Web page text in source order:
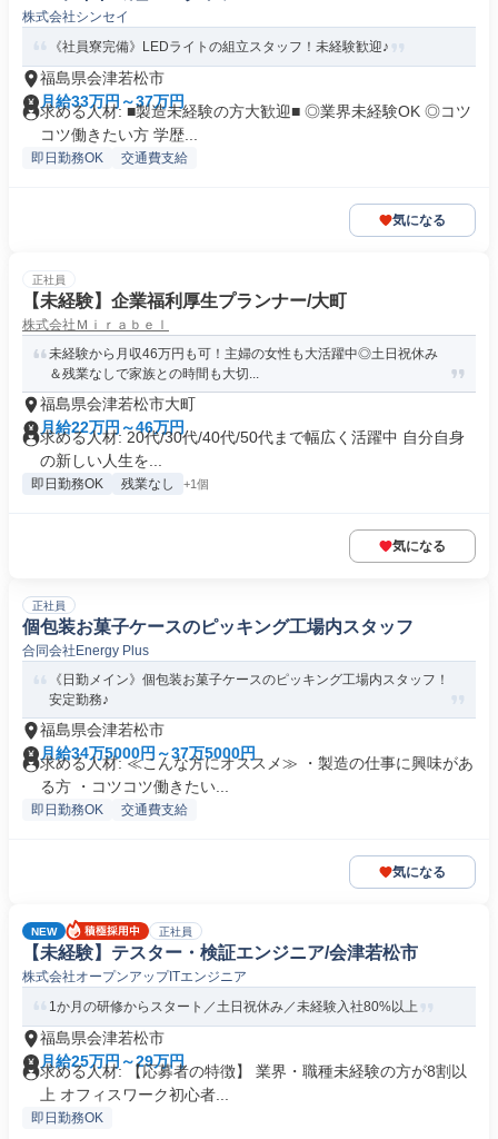
株式会社シンセイ
《社員寮完備》LEDライトの組立スタッフ！未経験歓迎♪
福島県会津若松市
月給33万円～37万円
求める人材: ■製造未経験の方大歓迎■ ◎業界未経験OK ◎コツ
コツ働きたい方 学歴...
即日勤務OK 交通費支給
気になる
正社員
【未経験】企業福利厚生プランナー/大町
株式会社Ｍｉｒａｂｅｌ
未経験から月収46万円も可！主婦の女性も大活躍中◎土日祝休み
＆残業なしで家族との時間も大切...
福島県会津若松市大町
月給22万円～46万円
求める人材: 20代/30代/40代/50代まで幅広く活躍中 自分自身
の新しい人生を...
即日勤務OK 残業なし +1個
気になる
正社員
個包装お菓子ケースのピッキング工場内スタッフ
合同会社Energy Plus
《日勤メイン》個包装お菓子ケースのピッキング工場内スタッフ！
安定勤務♪
福島県会津若松市
月給34万5000円～37万5000円
求める人材: ≪こんな方にオススメ≫ ・製造の仕事に興味があ
る方 ・コツコツ働きたい...
即日勤務OK 交通費支給
気になる
NEW 正社員
【未経験】テスター・検証エンジニア/会津若松市
株式会社オープンアップITエンジニア
1か月の研修からスタート／土日祝休み／未経験入社80%以上
福島県会津若松市
月給25万円～29万円
求める人材: 【応募者の特徴】 業界・職種未経験の方が8割以
上 オフィスワーク初心者...
即日勤務OK